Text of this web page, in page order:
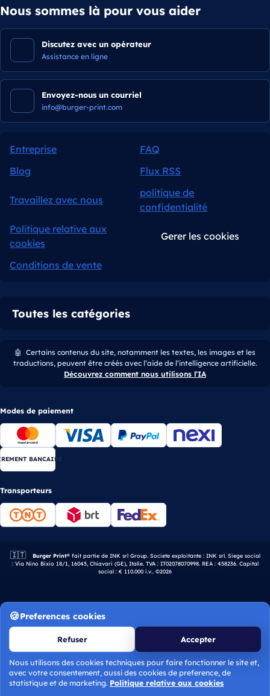
Nous sommes là pour vous aider
Discutez avec un opérateur
Assistance en ligne
Envoyez-nous un courriel
info@burger-print.com
Entreprise
FAQ
Blog
Flux RSS
Travaillez avec nous
politique de
confidentialité
Politique relative aux
cookies
Gerer les cookies
Conditions de vente
Toutes les catégories
🤖 Certains contenus du site, notamment les textes, les images et les
traductions, peuvent être créés avec l’aide de l’intelligence artificielle.
Découvrez comment nous utilisons l’IA
Modes de paiement
BANCAIRE
Transporteurs
🇮🇹 Entreprise italienne.
Burger Print®fait partie de INK srl Group. Societe exploitante : INK srl. Siege social
: Via Nino Bixio 18/1, 16043, Chiavari (GE), Italie. TVA : IT02078070998. REA : 458236. Capital
social : € 110.000 i.v.. ©2026
Preferences cookies
Refuser Accepter
Nous utilisons des cookies techniques pour faire fonctionner le site et,
avec votre consentement, aussi des cookies de preference, de
statistique et de marketing. Politique relative aux cookies
Calculer le devis